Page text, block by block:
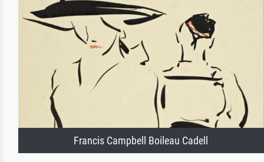
Francis Campbell Boileau Cadell